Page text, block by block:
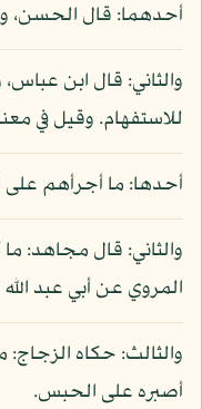
أحدهما: قال الحسن،
والثاني: قال ابن
للاستفهام. وقيل في
أحدها: ما أجرأهم على
والثاني: قال مجاهد:
المروي عن أبي عبد
والثالث: حكاه الزجاج:
أصبره على الحبس.